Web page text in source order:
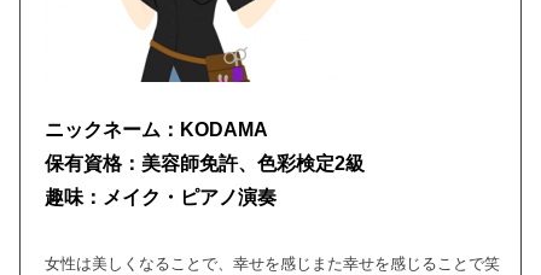
ニックネーム：KODAMA
保有資格：美容師免許、色彩検定2級
趣味：メイク・ピアノ演奏
女性は美しくなることで、幸せを感じまた幸せを感じることで笑